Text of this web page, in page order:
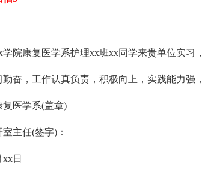
学院康复医学系护理xx班xx同学来贵单位实习
勤奋，工作认真负责，积极向上，实践能力强
复医学系(盖章)
主任(签字)：
日